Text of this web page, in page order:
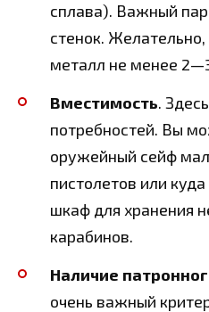
сплава). Важный
стенок.
металл не менее
Вместимость.
потребностей. Вы
оружейный сейф
пистолетов или
шкаф для хранения
карабинов.
Наличие
очень важный